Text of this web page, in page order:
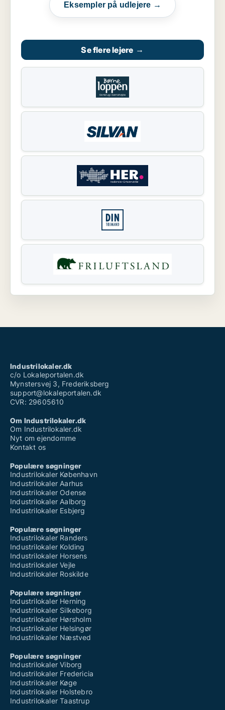
Eksempler på udlejere →
Se flere lejere →
Industrilokaler.dk
c/o Lokaleportalen.dk
Mynstersvej 3, Frederiksberg
support@lokaleportalen.dk
CVR: 29605610
Om Industrilokaler.dk
Om Industrilokaler.dk
Nyt om ejendomme
Kontakt os
Populære søgninger
Industrilokaler København
Industrilokaler Aarhus
Industrilokaler Odense
Industrilokaler Aalborg
Industrilokaler Esbjerg
Populære søgninger
Industrilokaler Randers
Industrilokaler Kolding
Industrilokaler Horsens
Industrilokaler Vejle
Industrilokaler Roskilde
Populære søgninger
Industrilokaler Herning
Industrilokaler Silkeborg
Industrilokaler Hørsholm
Industrilokaler Helsingør
Industrilokaler Næstved
Populære søgninger
Industrilokaler Viborg
Industrilokaler Fredericia
Industrilokaler Køge
Industrilokaler Holstebro
Industrilokaler Taastrup